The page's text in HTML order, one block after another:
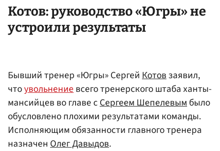
Котов: руководство «Югры» не
устроили результаты
Бывший тренер «Югры» СергейКотовзаявил,
чтоувольнениевсего тренерского штаба ханты-
мансийцев во главе сСергеем Шепелевымбыло
обусловлено плохими результатами команды.
Исполняющим обязанности главного тренера
назначенОлег Давыдов.